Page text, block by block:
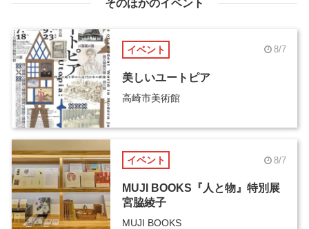
そのほかのイベント
イベント 8/7
美しいユートピア
高崎市美術館
イベント 8/7
MUJI BOOKS『人と物』特別展
宮脇綾子
MUJI BOOKS